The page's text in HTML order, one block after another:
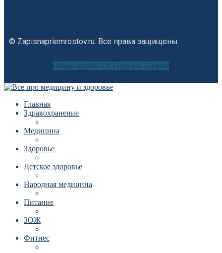
© Zapisnapriemrostov.ru. Все права защищены.
Odnoklassniki Vk Telegram Youtube
Главная
Здравохранение
Медицина
Здоровье
Детское здоровье
Народная медицина
Питание
ЗОЖ
Фитнес